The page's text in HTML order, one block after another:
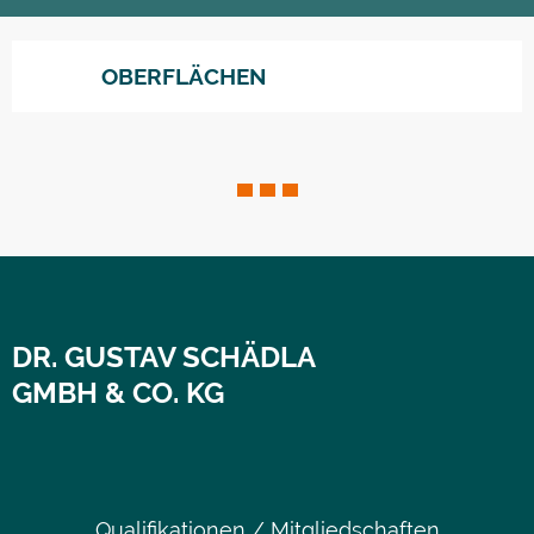
OBERFLÄCHEN
DR. GUSTAV SCHÄDLA
GMBH & CO. KG